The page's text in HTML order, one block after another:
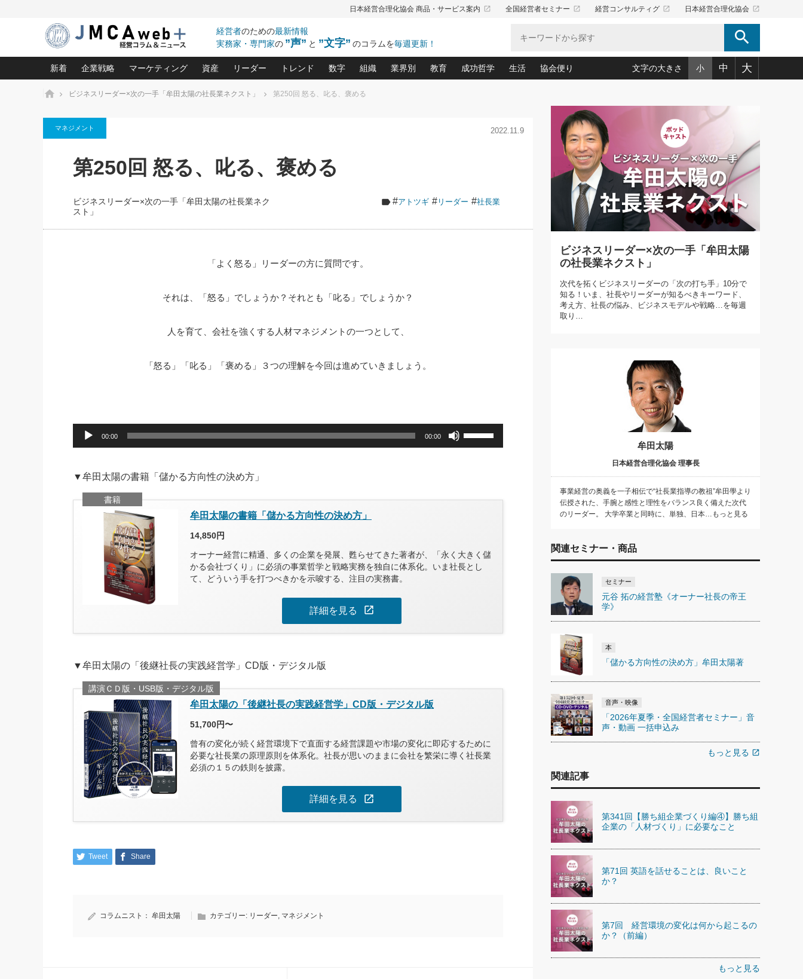
日本経営合理化協会 商品・サービス案内 launch 全国経営者セミナー launch 経営コンサルティグ launch 日本経営合理化協会 launch
経営者のための最新情報
実務家・専門家の ”声” と ”文字” のコラムを毎週更新！ search
新着
2026.08.5
朝礼・会議での「社長の３分間
2026.08.5 2026.08.5
【追悼】鈴木敏文氏 言葉で伝
える経営（ジャーナリスト 勝
もっとみる
企業戦略
中小企業の「１位づくり」戦略(96)
利益を最大化する「業務改善」横田尚哉氏(5)
強い会社を築く ビジネス・クリニック(240)
日本レーザー「人を大切にしながら利益を上げる経営」の極意
武器としてのM&A入門(3)
野田久美子 香港ビジネス成功法(10)
マーケティング
ロングセラーの玉手箱(9)
は(5)
資産
中国経済の最新動向(204)
事業承継の前に、決めておきたい、知っておきたい、やってお
会社と社長のための資産管理講座(95)
リーダー
ピョートル・F・グジバチの『経営戦略の新常識』(12)
朝礼・会議での「社長の３分間スピーチ」ネタ帳(159)
社長の口ぐせ経営哲学(100)
酒井英之の社長のビジョン実現道場(10)
トレンド
北村森の「今月のヒット商品」(109)
数字
強い決算書の会社はココが違う！(36)
損益分岐点を下げる、Ｐ／Ｌ不況時代の新戦略(12)
ろ」(149)
組織
顧客・社員・社会から支持される「ウェルビーイング経営入
門」(23)
業界別
大久保一彦の“流行る”お店の仕組みづくり(210)
教育
あなただからお願いしたいと思われる 気配りの達人(127)
クレーム対応の新知識と新常識(57)
デキル社員に育てる！ 社員教育の決め手(203)
東川鷹年の「中小企業の人育て」(38)
成功哲学
中国哲学に学ぶ 不況は会社守成の好機(38)
令和時代の「社長の人間力の磨き方」(86)
先人の名句名言の教え 東洋思想に学ぶ経営学(132)
渡部昇一の「日本の指導者たち」(32)
経営に活かす“十八史略”(30)
生活
おのころ心平の ──社長のための「か・ら・だマネジメント」
(50)
デジタルＡＶを味方に！新・仕事術(180)
リーダー脳の鍛え方(32)
ワインを楽しむ基礎レッスン(12)
必読！社長が読むべき今月の4冊(88)
眼と耳で楽しむ読書術(162)
社長の「氣」(30)
米国スポーツ・ビジネスに学ぶ心理学(98)
高橋一喜の『これぞ！"本物の温泉"』(157)
協会便り
「愛読者通信」著者インタビュー(44)
ビジネス見聞録 経営ニュース(100)
作間信司の経営無形庵(けいえいむぎょうあん)(166)
経営セミナー情報局(1)
繁栄への着眼点 牟田太陽(76)
講話を聞いて学ぼう 実学・耳学・磨く「ミミガク」のすすめ
文字の大きさ 小 中 大
ホーム ビジネスリーダー×次の一手「牟田太陽の社長業ネクスト」 第250回 怒る、叱る、褒める
マネジメント 2022.11.9
第250回 怒る、叱る、褒める
ビジネスリーダー×次の一手「牟田太陽の社長業ネク
スト」
#アトツギ # リーダー #社長業
「よく怒る」リーダーの方に質問です。
それは、「怒る」でしょうか？それとも「叱る」でしょうか？
人を育て、会社を強くする人材マネジメントの一つとして、
「怒る」「叱る」「褒める」３つの理解を今回は進めていきましょう。
プ
ヤ
00:00 00:00
ボ
に
使
っ
▼牟田太陽の書籍「儲かる方向性の決め方」
書籍
牟田太陽の書籍「儲かる方向性の決め方」
14,850円
オーナー経営に精通、多くの企業を発展、甦らせてきた著者が、「永く大きく儲
かる会社づくり」に必須の事業哲学と戦略実務を独自に体系化。いま社長とし
て、どういう手を打つべきかを示唆する、注目の実務書。
詳細を見る open_in_new
▼牟田太陽の「後継社長の実践経営学」CD版・デジタル版
講演ＣＤ版・USB版・デジタル版
牟田太陽の「後継社長の実践経営学」CD版・デジタル版
51,700円〜
曾有の変化が続く経営環境下で直面する経営課題や市場の変化に即応するために
必要な社長業の原理原則を体系化。社長が思いのままに会社を繁栄に導く社長業
必須の１５の鉄則を披露。
詳細を見る open_in_new
Tweet Share
コラムニスト： 牟田太陽 カテゴリー: リーダー, マネジメント
ビジネスリーダー×次の一手「牟田太陽
の社長業ネクスト」
次代を拓くビジネスリーダーの「次の打ち手」10分で
知る！いま、社長やリーダーが知るべきキーワード、
考え方、社長の悩み、ビジネスモデルや戦略…を毎週
取り…
牟田太陽
日本経営合理化協会 理事長
事業経営の奥義を一子相伝で“社長業指導の教祖”牟田學より
伝授された、手腕と感性と理性をバランス良く備えた次代
のリーダー。 大学卒業と同時に、単独、日本…もっと見る
関連セミナー・商品
セミナー
元谷 拓の経営塾《オーナー社長の帝王
学》
本
「儲かる方向性の決め方」牟田太陽著
音声・映像
「2026年夏季・全国経営者セミナー」音
声・動画 一括申込み
もっと見る open_in_new
関連記事
第341回【勝ち組企業づくり編④】勝ち組
企業の「人材づくり」に必要なこと
第71回 英語を話せることは、良いこと
か？
第7回 経営環境の変化は何から起こるの
か？（前編）
もっと見る